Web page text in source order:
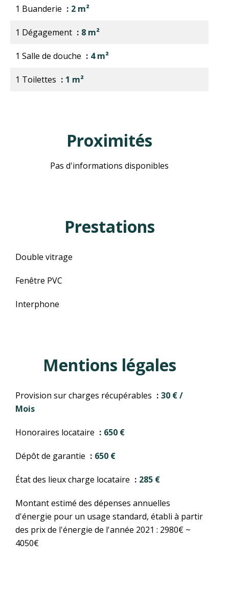
1 Buanderie 2 m²
1 Dégagement 8 m²
1 Salle de douche 4 m²
1 Toilettes 1 m²
Proximités
Pas d'informations disponibles
Prestations
Double vitrage
Fenêtre PVC
Interphone
Mentions légales
Provision sur charges récupérables
30 € /
Mois
Honoraires locataire 650 €
Dépôt de garantie 650 €
État des lieux charge locataire 285 €
Montant estimé des dépenses annuelles
d'énergie pour un usage standard, établi à partir
des prix de l'énergie de l'année 2021 : 2980€ ~
4050€